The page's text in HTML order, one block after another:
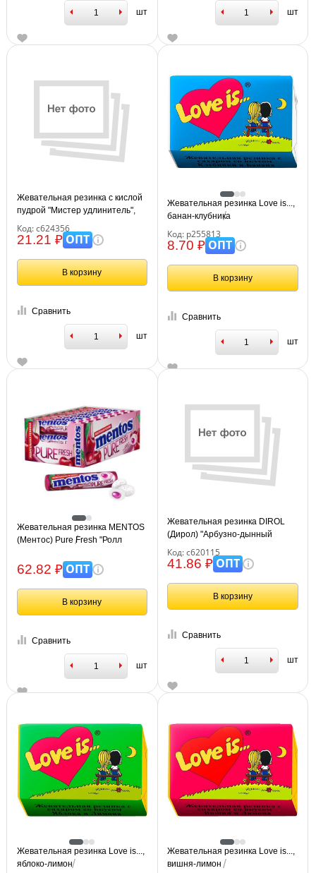
шт шт
Жевательная резинка с кислой
пудрой "Мистер удлинитель",
арбуз, 18 г, КАНДИ КЛАБ,
GUM044-1
Код: с624356
21.21 ₽ОПТ
В корзину
Сравнить
шт
Жевательная резинка Love is...,
банан-клубника
Код: р255813
8.70 ₽ОПТ
В корзину
Сравнить
шт
Жевательная резинка MENTOS
(Ментос) Pure Fresh "Ролл
62.82 ₽ОПТ
В корзину
Сравнить
шт
Жевательная резинка DIROL
(Дирол) "Арбузно-дынный
коктейль", 10 подушечек, 13,6 г,
26098
Код: с620115
41.86 ₽ОПТ
В корзину
Сравнить
шт
Жевательная резинка Love is...,
яблоко-лимон
Жевательная резинка Love is...,
вишня-лимон